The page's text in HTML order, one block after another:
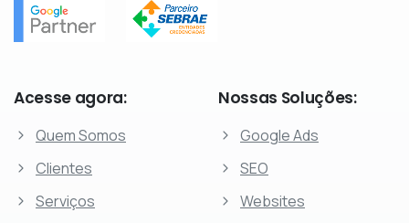
Acesse agora:
Quem Somos
Clientes
Serviços
Nossas Soluções:
Google Ads
SEO
Websites